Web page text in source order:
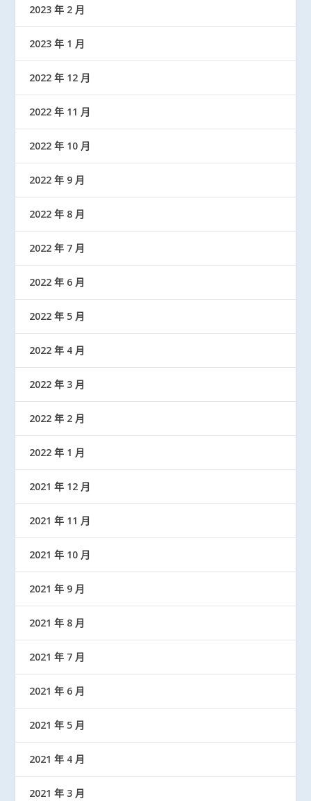
2023 年 2 月
2023 年 1 月
2022 年 12 月
2022 年 11 月
2022 年 10 月
2022 年 9 月
2022 年 8 月
2022 年 7 月
2022 年 6 月
2022 年 5 月
2022 年 4 月
2022 年 3 月
2022 年 2 月
2022 年 1 月
2021 年 12 月
2021 年 11 月
2021 年 10 月
2021 年 9 月
2021 年 8 月
2021 年 7 月
2021 年 6 月
2021 年 5 月
2021 年 4 月
2021 年 3 月